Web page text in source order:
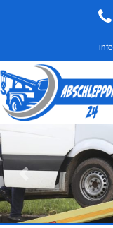
Zurück